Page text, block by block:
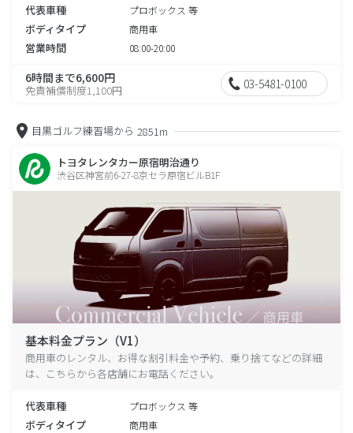
代表車種 プロボックス 等
ボディタイプ 商用車
営業時間 08:00-20:00
6時間まで6,600円
免責補償制度1,100円 03-5481-0100
目黒ゴルフ練習場から 2851m
トヨタレンタカー原宿明治通り
渋谷区神宮前6-27-8京セラ原宿ビルB1F
基本料金プラン（V1）
商用車のレンタル、お得な割引料金や予約、乗り捨てなどの詳細
は、こちらから各店舗にお電話ください。
代表車種 プロボックス 等
ボディタイプ 商用車